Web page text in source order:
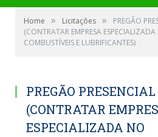
Home » Licitações »
PREGÃO
(CONTRATAR EMPRESA
COMBUSTÍVEIS E LUBRIFICANTES)
PREGÃO
(CONTRATAR
ESPECIALIZADA NO